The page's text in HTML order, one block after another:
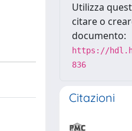
Utilizza
citare o
documento:
https://
836
Citazioni